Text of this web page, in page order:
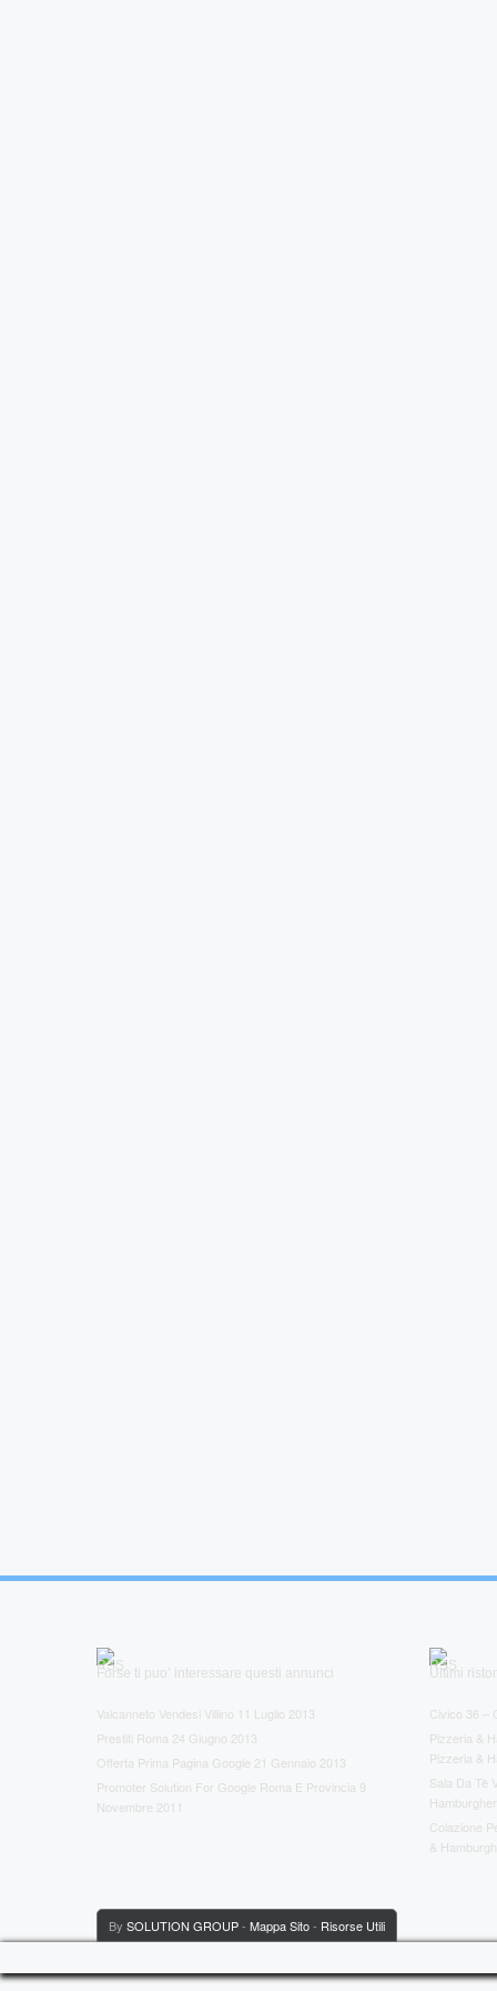
Forse ti puo’ interessare questi annunci
Valcanneto Vendesi Villino
11 Luglio 2013
Prestiti Roma 24 Giugno 2013
Offerta Prima Pagina Google 21 Gennaio 2013
Promoter Solution For Google Roma E Provincia 9
Novembre 2011
Ultimi
Civico 36 –
Pizzeria &
Pizzeria &
Sala Da Tè
Colazione
&
By SOLUTION GROUP- Mappa Sito- Risorse Utili